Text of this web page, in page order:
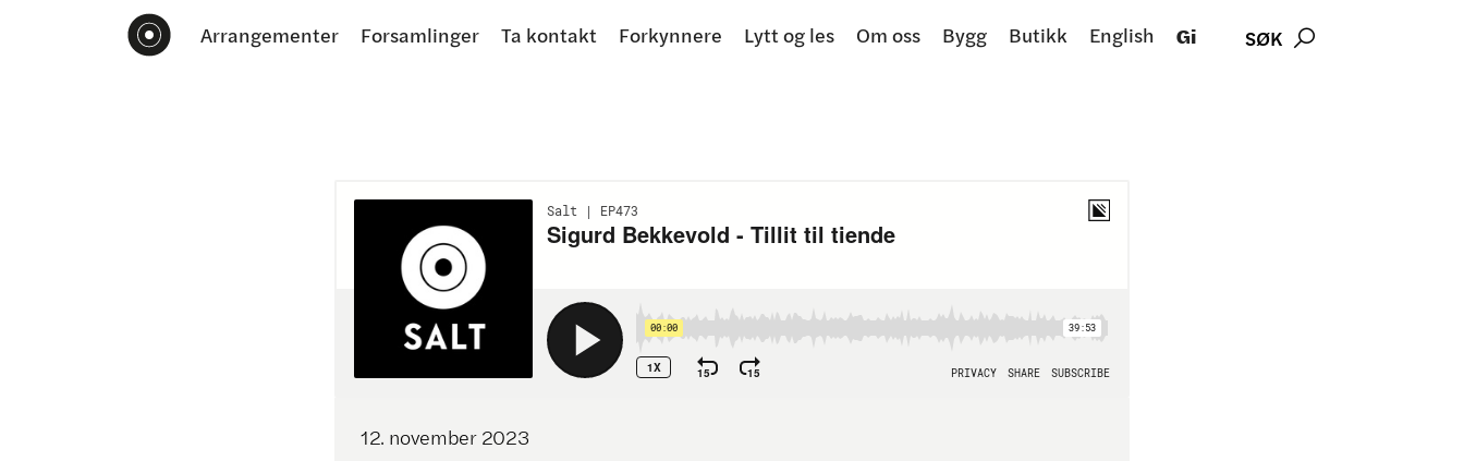
Arrangementer Forsamlinger Ta kontakt Forkynnere Lytt og les Om oss Bygg Butikk English Gi SØK 
12. november 2023